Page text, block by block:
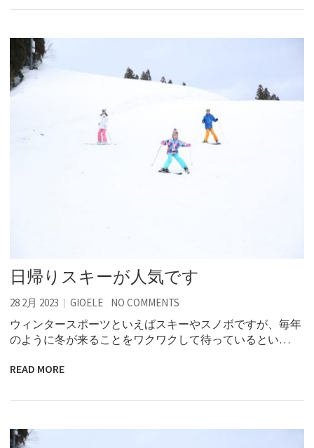
日帰りスキーが人気です
28 2月 2023 GIOELE NO COMMENTS
ウィンタースポーツといえばスキーやスノボですが、毎年
のように冬が来ることをワクワクして待っているとい…
READ MORE